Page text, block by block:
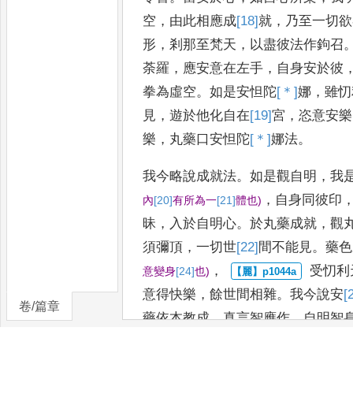
卷/篇章
空 ， 由此相應成[18]就 ， 乃至一切欲
形 ，剎那至梵天 ， 以盡彼法作鉤召
荼羅 ， 應安意在左手 ， 自身安於彼
拳為虛空。如是安怛陀[＊]娜 ，雖
見 ，遊於他化自在[19]宮 ，恣意安
樂 ， 丸藥口安怛陀[＊]娜法。
我今略說成就法。如是觀自明 ，我
內[20]有所為一[21]體也) ， 自身同彼印
昧 ， 入於自明心。於丸藥成就 ，觀
須彌頂 ，一切世[22]間不能見。藥
意變身[24]也) ，
受忉
意得快樂 ，餘世間相雜。我今說安
藥依本教成，真言智應作，自明智